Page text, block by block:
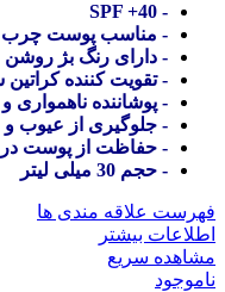
- SPF +40
- مناسب پوست چرب
- دارای رنگ بژ روشن
- تقویت کننده
- پوشاننده
- جلوگیری از عیوب
- حفاظت از پوست در
- حجم 30 میلی لیتر
فهرست علاقه مندی ها
اطلاعات بیشتر
مشاهده سریع
ناموجود